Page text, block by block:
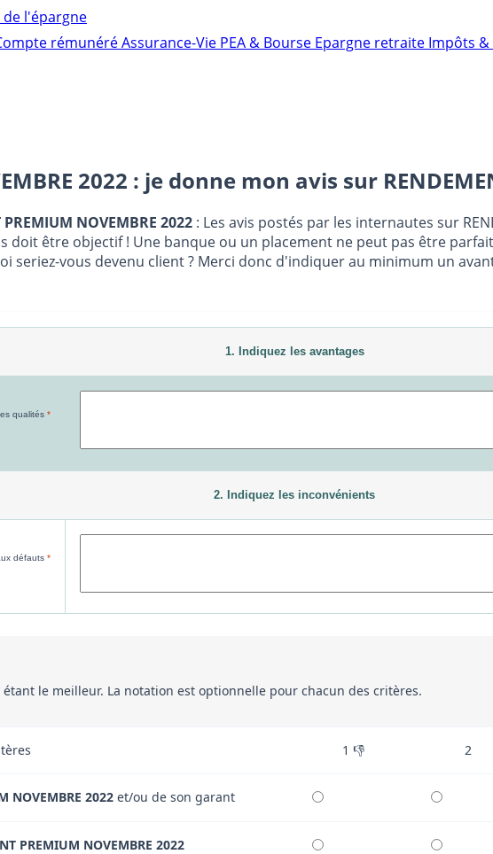
l'épargne
rémunéréAssurance-Vie PEA & Bourse Epargne retraite Impôts &
2022 : je donne mon avis sur
NOVEMBRE 2022 : Les avis postés par les internautes sur
doit être objectif ! Une banque ou un placement ne peut pas être
seriez-vous devenu client ? Merci donc d'indiquer au minimum un
1. Indiquez les avantages
qualités *
2. Indiquez les inconvénients
défauts *
le meilleur. La notation est optionnelle pour chacun des critères.
1 👎 2
NOVEMBRE 2022 et/ou de son garant
PREMIUM NOVEMBRE 2022